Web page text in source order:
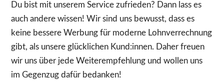
Du bist mit unserem Service zufrieden? Dann lass es
auch andere wissen! Wir sind uns bewusst, dass es
keine bessere Werbung für moderne Lohnverrechnung
gibt, als unsere glücklichen Kund:innen. Daher freuen
wir uns über jede Weiterempfehlung und wollen uns
im Gegenzug dafür bedanken!